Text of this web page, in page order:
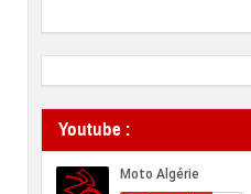
Youtube :